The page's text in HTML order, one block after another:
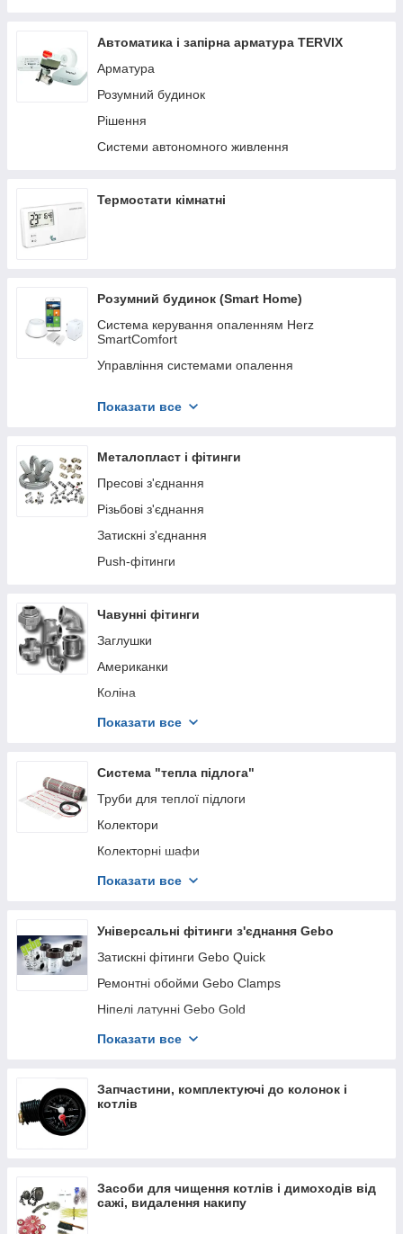
Автоматика і запірна арматура TERVIX
Арматура
Розумний будинок
Рішення
Системи автономного живлення
Термостати кімнатні
Розумний будинок (Smart Home)
Система керування опаленням Herz
SmartComfort
Управління системами опалення
фанкойлами
Аксесуари для систем SmartHome
Розумний будинок Tervix Smart Home
Розумні розетки
Системи охорони та аксесуари Tuya Smart
Серія Salus SMARTHOME
Охоронна система Ajax — сигналізація та smart-
Показати все
Металопласт і фітинги
Пресові з'єднання
Різьбові з'єднання
Затискні з'єднання
Push-фітинги
Чавунні фітинги
Заглушки
Американки
Коліна
Муфти
Трійники
Гайки
Хрестовини та обходи
Футорки
Показати все
Система "тепла підлога"
Труби для теплої підлоги
Колектори
Колекторні шафи
Додаткове обладнання
Унібокси для теплої підлоги
Аксесуари та комплектуючі для водяної теплої
Показати все
Універсальні фітинги з'єднання Gebo
Затискні фітинги Gebo Quick
Ремонтні обойми Gebo Clamps
Ніпелі латунні Gebo Gold
Подовжувачі для труб латунні Gebo Gold
Трійники латунні Gebo Gold
Коліна латунні Gebo Gold
Показати все
Запчастини, комплектуючі до колонок і
котлів
Засоби для чищення котлів і димоходів від
сажі, видалення накипу